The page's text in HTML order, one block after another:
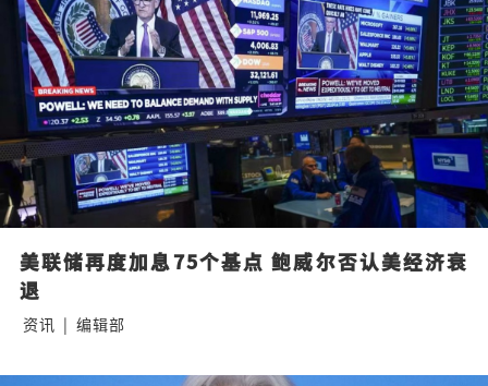
美联储再度加息75个基点 鲍威尔否认美经济衰
退
资讯 | 编辑部